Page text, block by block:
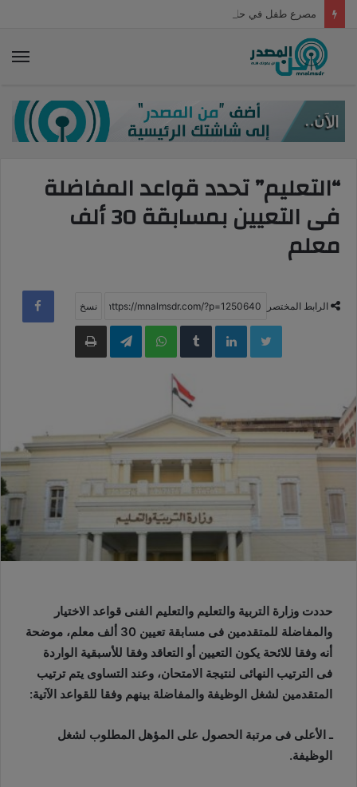
مصرع طفل في حادث سير في المنوفية
“التعليم” تحدد قواعد المفاضلة
فى التعيين بمسابقة 30 ألف
معلم
الرابط المختصر
LinkedIn
WhatsApp
Telegramطباعة
حددت وزارة التربية والتعليم والتعليم الفنى قواعد الاختيار
والمفاضلة للمتقدمين فى مسابقة تعيين 30 ألف معلم، موضحة
أنه وفقا للائحة يكون التعيين أو التعاقد وفقا للأسبقية الواردة
فى الترتيب النهائى لنتيجة الامتحان، وعند التساوى يتم ترتيب
المتقدمين لشغل الوظيفة والمفاضلة بينهم وفقا للقواعد الآتية:
ـ الأعلى فى مرتبة الحصول على المؤهل المطلوب لشغل
الوظيفة.